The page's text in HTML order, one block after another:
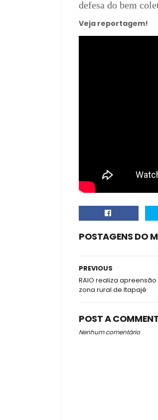
defesa do bem
Veja reportagem!
POSTAGENS DO
PREVIOUS
RAIO realiza
zona rural de Itapajé
POST A
Nenhum comentário